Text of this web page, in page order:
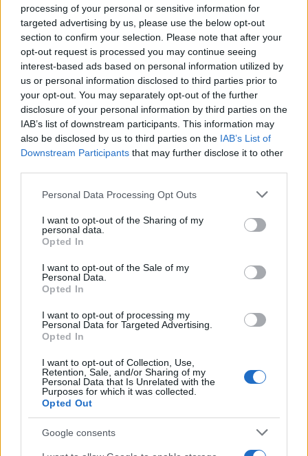
processing of your personal or sensitive information for
targeted advertising by us, please use the below opt-out
section to confirm your selection. Please note that after your
opt-out request is processed you may continue seeing
interest-based ads based on personal information utilized by
us or personal information disclosed to third parties prior to
your opt-out. You may separately opt-out of the further
disclosure of your personal information by third parties on the
IAB’s list of downstream participants. This information may
also be disclosed by us to third parties on the IAB’s List of
Downstream Participants that may further disclose it to other
Please note that this website/app uses one or more Google
not limited to your visit or usage behaviour. You may click to
grant or deny consent to Google and its third-party tags to
use your data for below specified purposes in below Google
consent section.
Personal Data Processing Opt Outs
I want to opt-out of the Sharing of my
personal data.
Opted In
I want to opt-out of the Sale of my
Personal Data.
Opted In
I want to opt-out of processing my
Personal Data for Targeted Advertising.
Opted In
I want to opt-out of Collection, Use,
Retention, Sale, and/or Sharing of my
Personal Data that Is Unrelated with the
Purposes for which it was collected.
Opted Out
Google consents
Παράλληλα, η επιρροή του ΠΑΣΟΚ μειώνεται
άνοδο καταγράφουν το ΚΚΕ (5,5%), το ΜέΡΑ25
(2,5%) και οι Ελληνες ΓΤΠ (2%).
Σε ερώτηση ποιο ζήτημα είναι το σημαντικότερο
η ακρίβεια, το 31% τα εθνικά θέματα, το 31% οι
χαμηλοί μισθοί και οι συνθήκες εργασίας, ενώ το
26% η διαφθορά και θέματα διαφάνειας.
Βελτίωση της εικόνας του Τσίπρα –
Αποτελεσματικότερος ο Μητσοτάκης